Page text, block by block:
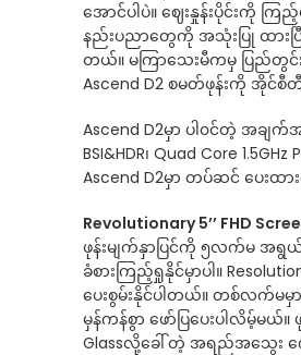
အောင်ပါပဲ။ ဈေးနှုန်းပိုင်းကို က
နည်းပညာတွေကို အသုံးပြု ထားပ
တယ်။ မကြာသေးမီကမှ ပြည်တွင်
Ascend D2 စမတ်ဖုန်းကို
Ascend D2မှာ ပါ၀င်တဲ့ အချ
BSI&HDR၊ Quad Core
Ascend D2မှာ တပ်ဆင် ပေ
Revolutionary 5’’ FHD
ဖုန်းမျက်နှာပြင်ကို ၅လက်မ အရွ
ခံစားကြည့်ရှုနိုင်မှာပါ။
ပေးစွမ်းနိုင်ပါတယ်။ တစ်လက်
မှန်ကန်စွာ ဖော်ပြပေးပါလိမ့်မယ်။
Glassလို့ခေါ်တဲ့ အရည်အသွေး